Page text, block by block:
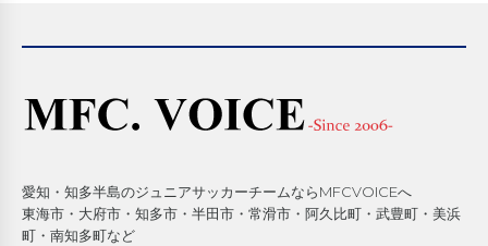
愛知・知多半島のジュニアサッカーチームならMFCVOICEへ
東海市・大府市・知多市・半田市・常滑市・阿久比町・武豊町・美浜
町・南知多町など